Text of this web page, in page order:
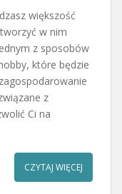
większość
w nim
z sposobów
które będzie
z
Ci na
CZYTAJ WIĘCEJ